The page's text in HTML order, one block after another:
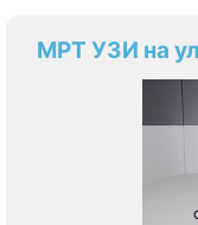
МРТ УЗИ на